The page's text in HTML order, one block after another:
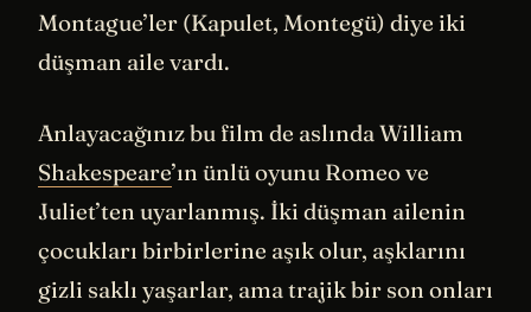
Montague’ler (Kapulet, Montegü) diye iki
düşman aile vardı.
Anlayacağınız bu film de aslında William
Shakespeare’ın ünlü oyunu Romeo ve
Juliet’ten uyarlanmış. İki düşman ailenin
çocukları birbirlerine aşık olur, aşklarını
gizli saklı yaşarlar, ama trajik bir son onları